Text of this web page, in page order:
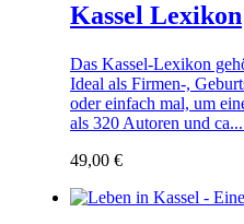
Kassel Lexikon
Das Kassel-Lexikon
Ideal als Firmen-,
oder einfach mal, um
als 320 Autoren und
49,00 €